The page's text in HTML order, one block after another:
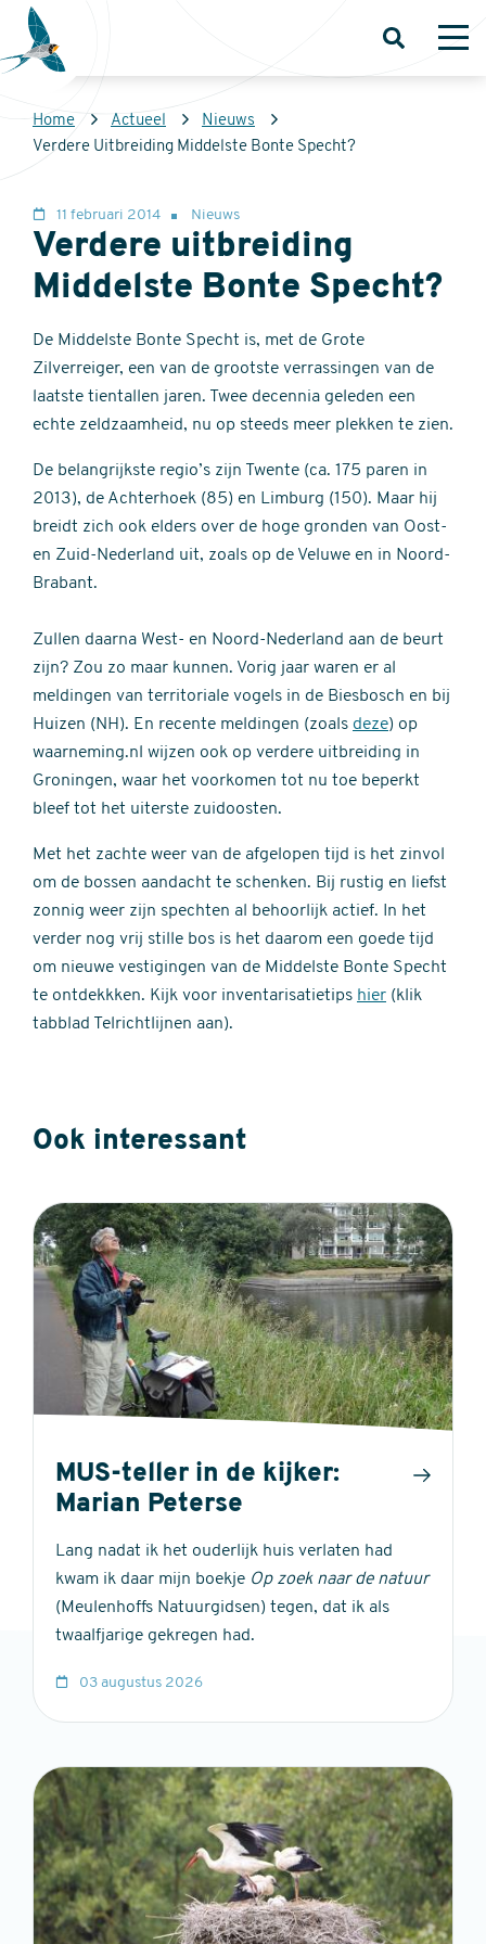
Overslaan
naar
inhoud
Sovon
Homepage
Open
Kruimelpad
Home Actueel
Nieuws
Verdere Uitbreiding Middelste Bonte Specht?
Verdere uitbreiding
Middelste Bonte Specht?
11 februari 2014 Nieuws
De Middelste Bonte Specht is, met de Grote
Zilverreiger, een van de grootste verrassingen van de
laatste tientallen jaren. Twee decennia geleden een
echte zeldzaamheid, nu op steeds meer plekken te zien.
De belangrijkste regio’s zijn Twente (ca. 175 paren in
2013), de Achterhoek (85) en Limburg (150). Maar hij
breidt zich ook elders over de hoge gronden van Oost-
en Zuid-Nederland uit, zoals op de Veluwe en in Noord-
Brabant.
Zullen daarna West- en Noord-Nederland aan de beurt
zijn? Zou zo maar kunnen. Vorig jaar waren er al
meldingen van territoriale vogels in de Biesbosch en bij
Huizen (NH). En recente meldingen (zoals deze) op
waarneming.nl wijzen ook op verdere uitbreiding in
Groningen, waar het voorkomen tot nu toe beperkt
bleef tot het uiterste zuidoosten.
Met het zachte weer van de afgelopen tijd is het zinvol
om de bossen aandacht te schenken. Bij rustig en liefst
zonnig weer zijn spechten al behoorlijk actief. In het
verder nog vrij stille bos is het daarom een goede tijd
om nieuwe vestigingen van de Middelste Bonte Specht
te ontdekkken. Kijk voor inventarisatietips hier (klik
tabblad Telrichtlijnen aan).
Ook interessant
MUS-teller in de kijker:
Marian Peterse
Lang nadat ik het ouderlijk huis verlaten had
kwam ik daar mijn boekje Op zoek naar de natuur
(Meulenhoffs Natuurgidsen) tegen, dat ik als
twaalfjarige gekregen had.
03 augustus 2026